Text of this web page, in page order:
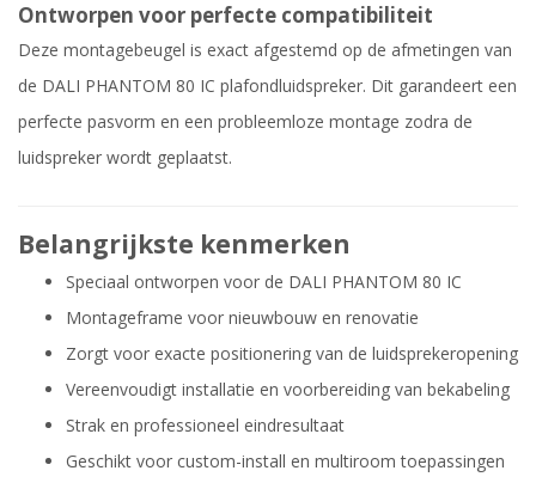
Ontworpen voor perfecte compatibiliteit
Deze montagebeugel is exact afgestemd op de afmetingen van
de DALI PHANTOM 80 IC plafondluidspreker. Dit garandeert een
perfecte pasvorm en een probleemloze montage zodra de
luidspreker wordt geplaatst.
Belangrijkste kenmerken
Speciaal ontworpen voor de DALI PHANTOM 80 IC
Montageframe voor nieuwbouw en renovatie
Zorgt voor exacte positionering van de luidsprekeropening
Vereenvoudigt installatie en voorbereiding van bekabeling
Strak en professioneel eindresultaat
Geschikt voor custom-install en multiroom toepassingen